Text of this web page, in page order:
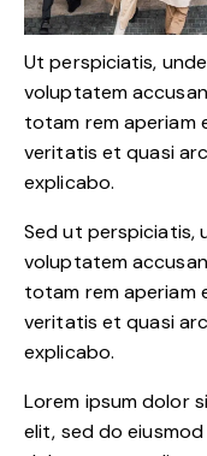
Ut perspiciatis,
voluptatem
totam rem aperiam
veritatis et quasi
explicabo.
Sed ut perspiciatis,
voluptatem
totam rem aperiam
veritatis et quasi
explicabo.
Lorem ipsum dolor
elit, sed do